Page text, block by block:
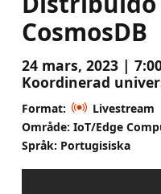
CosmosDB
24 mars, 2023 |
Koordinerad
Format:
Livestream
Område: IoT/Edge
Språk: Portugisiska